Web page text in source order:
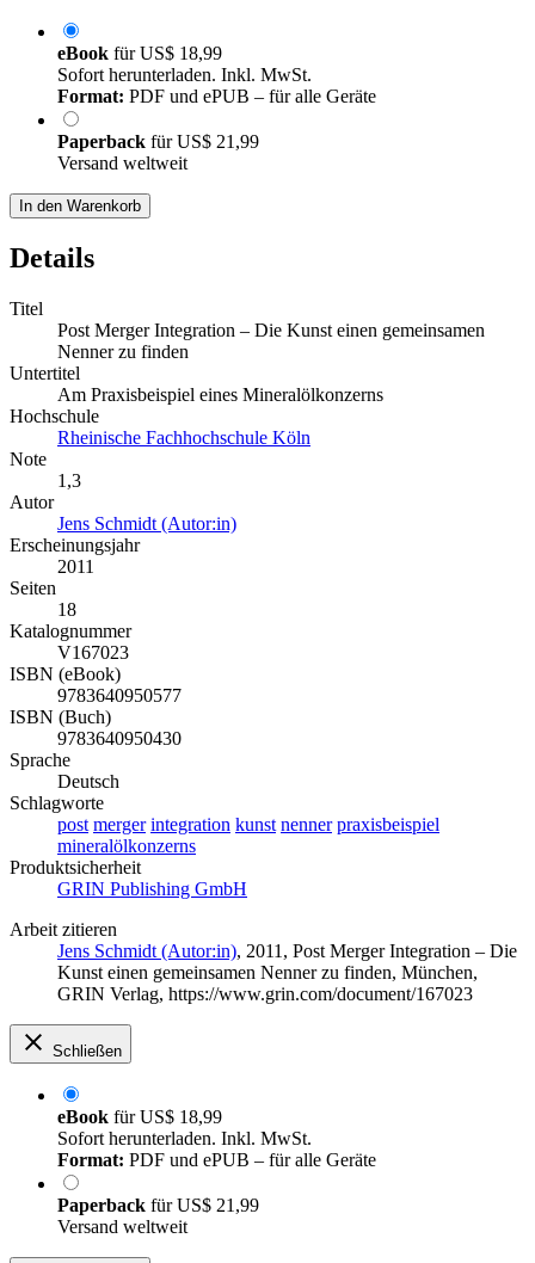
eBook fürUS$ 18,99
Sofort herunterladen. Inkl. MwSt.
Format: PDF und ePUB – für alle Geräte
Paperback fürUS$ 21,99
Versand weltweit
In den Warenkorb
Details
Titel
Post Merger Integration – Die Kunst einen gemeinsamen
Nenner zu finden
Untertitel
Am Praxisbeispiel eines Mineralölkonzerns
Hochschule
Rheinische Fachhochschule Köln
Note
1,3
Autor
Jens Schmidt (Autor:in)
Erscheinungsjahr
2011
Seiten
18
Katalognummer
V167023
ISBN (eBook)
9783640950577
ISBN (Buch)
9783640950430
Sprache
Deutsch
Schlagworte
post merger integration kunst nenner praxisbeispiel
mineralölkonzerns
Produktsicherheit
GRIN Publishing GmbH
Arbeit zitieren
Jens Schmidt (Autor:in), 2011, Post Merger Integration – Die
Kunst einen gemeinsamen Nenner zu finden, München,
GRIN Verlag, https://www.grin.com/document/167023
Schließen
eBook fürUS$ 18,99
Sofort herunterladen. Inkl. MwSt.
Format: PDF und ePUB – für alle Geräte
Paperback fürUS$ 21,99
Versand weltweit